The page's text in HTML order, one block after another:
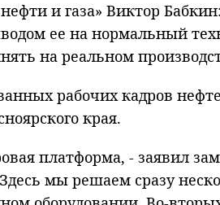
и газа» Виктор
ее на нормальный
на реальном
рабочих кадров
края.
платформа, - заявил
мы решаем сразу